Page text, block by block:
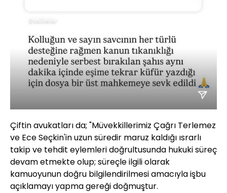
Çiftin avukatları da; "Müvekkillerimiz Çağrı Terlemez
ve Ece Seçkin'in uzun süredir maruz kaldığı ısrarlı
takip ve tehdit eylemleri doğrultusunda hukuki süreç
devam etmekte olup; süreçle ilgili olarak
kamuoyunun doğru bilgilendirilmesi amacıyla işbu
açıklamayı yapma gereği doğmuştur.